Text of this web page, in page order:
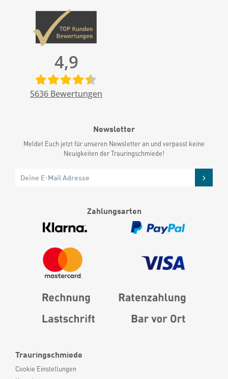
Trauringschmiede
Cookie Einstellungen
4,9
5636 Bewertungen
Newsletter
Meldet Euch jetzt für unseren Newsletter an und verpasst keine
Neuigkeiten der Trauringschmiede!
Zahlungsarten